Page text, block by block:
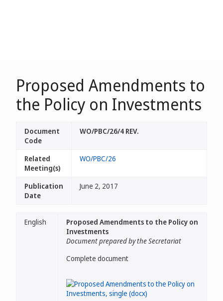
Proposed Amendments to
the Policy on Investments
Document
Code
WO/PBC/26/4 REV.
Related
Meeting(s)
WO/PBC/26
Publication
Date
June 2, 2017
English
Proposed Amendments to the Policy on
Investments
Document prepared by the Secretariat
Complete document